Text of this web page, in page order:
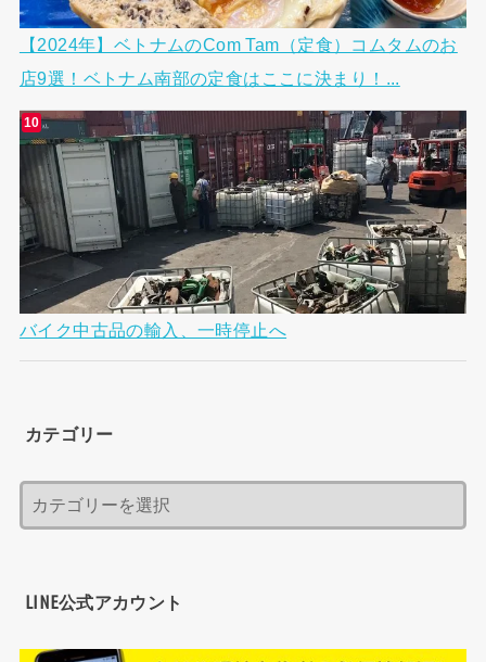
【2024年】ベトナムのCom Tam（定食）コムタムのお
店9選！ベトナム南部の定食はここに決まり！...
バイク中古品の輸入、一時停止へ
カテゴリー
LINE公式アカウント